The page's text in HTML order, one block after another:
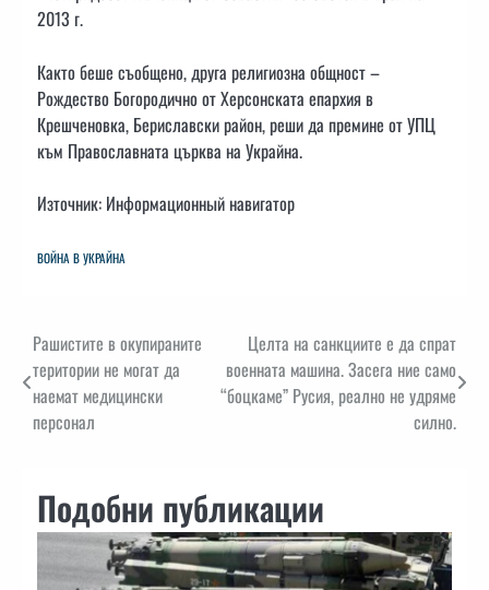
2013 г.
Както беше съобщено, друга религиозна общност –
Рождество Богородично от Херсонската епархия в
Крешченовка, Бериславски район, реши да премине от УПЦ
към Православната църква на Украйна.
Източник: Информационный навигатор
ВОЙНА В УКРАЙНА
Навигация
Рашистите в окупираните
територии не могат да
наемат медицински
персонал
Целта на санкциите е да спрат
военната машина. Засега ние само
“боцкаме” Русия, реално не удряме
силно.
Подобни публикации